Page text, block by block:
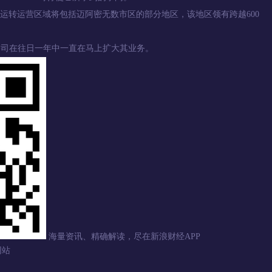
运营区域将包括迈阿密无数市区的部分地区，该地区领有跨越600
往日一年中一直在马上扩大其业务。
海量资讯、精确解读，尽在新浪财经APP
站